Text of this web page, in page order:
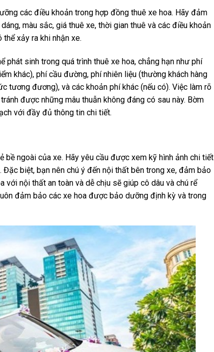
các điều khoản trong hợp đồng thuê xe hoa. Hãy đảm
màu sắc, giá thuê xe, thời gian thuê và các điều khoản
thể xảy ra khi nhận xe.
phát sinh trong quá trình thuê xe hoa, chẳng hạn như phí
khác), phí cầu đường, phí nhiên liệu (thường khách hàng
tương đương), và các khoản phí khác (nếu có). Việc làm rõ
được những mâu thuẫn không đáng có sau này. Bờm
với đầy đủ thông tin chi tiết.
ngoài của xe. Hãy yêu cầu được xem kỹ hình ảnh chi tiết
biệt, bạn nên chú ý đến nội thất bên trong xe, đảm bảo
nội thất an toàn và dễ chịu sẽ giúp cô dâu và chú rể
đảm bảo các xe hoa được bảo dưỡng định kỳ và trong